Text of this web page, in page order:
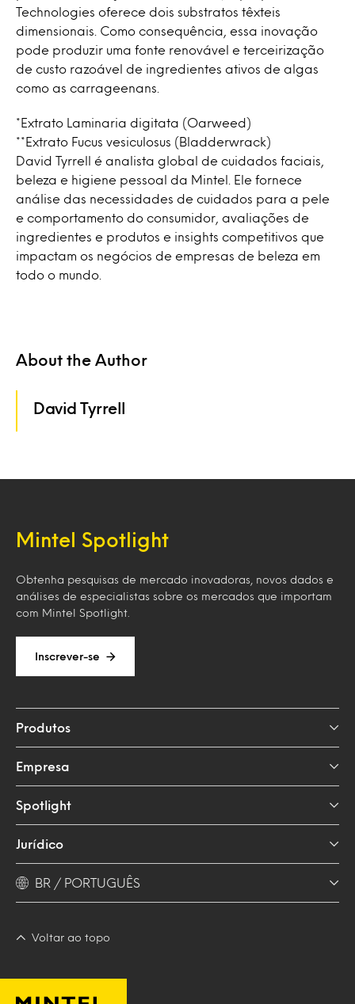
Technologies oferece dois substratos têxteis
dimensionais. Como consequência, essa inovação
pode produzir uma fonte renovável e terceirização
de custo razoável de ingredientes ativos de algas
como as carrageenans.
*Extrato Laminaria digitata (Oarweed)
**Extrato Fucus vesiculosus (Bladderwrack)
David Tyrrell é analista global de cuidados faciais,
beleza e higiene pessoal da Mintel. Ele fornece
análise das necessidades de cuidados para a pele
e comportamento do consumidor, avaliações de
ingredientes e produtos e insights competitivos que
impactam os negócios de empresas de beleza em
todo o mundo.
About the Author
David Tyrrell
Mintel Spotlight
Obtenha pesquisas de mercado inovadoras, novos dados e
análises de especialistas sobre os mercados que importam
com Mintel Spotlight.
Inscrever-se
Produtos
Empresa
Spotlight
Jurídico
BR / PORTUGUÊS
Voltar ao topo